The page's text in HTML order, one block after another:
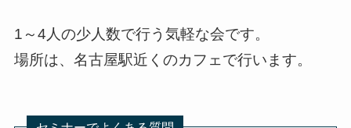
1～4人の少人数で行う気軽な会です。
場所は、名古屋駅近くのカフェで行います。